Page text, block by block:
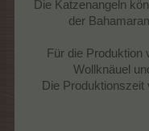
Die Katzenangeln
der
Für die Produktion
Wollknäuel
Die Produktionszeit